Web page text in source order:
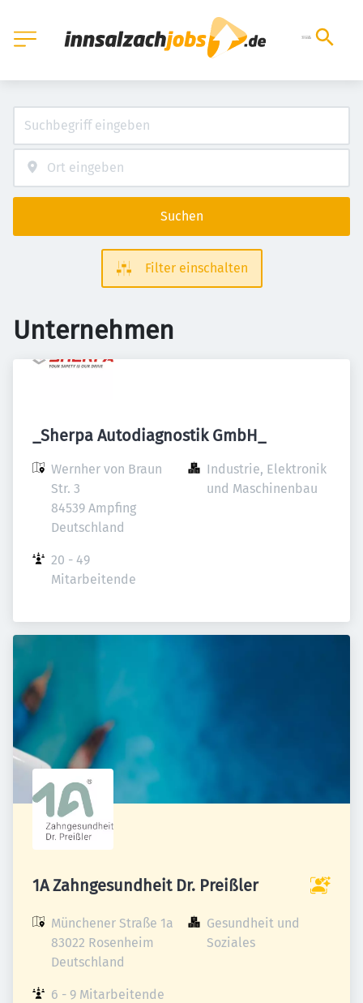
Suchen
Filter einschalten
Unternehmen
_Sherpa Autodiagnostik GmbH_
Wernher von Braun
Str. 3
84539 Ampfing
Deutschland
Industrie, Elektronik
und Maschinenbau
20 - 49
Mitarbeitende
1A Zahngesundheit Dr. Preißler
Münchener Straße 1a
83022 Rosenheim
Deutschland
Gesundheit und
Soziales
6 - 9 Mitarbeitende